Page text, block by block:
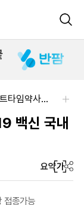
팜리쿠르트-[연령무관] 향남 KGSP 파트타임약사(주 3일, 일 3시간)
백신 국내
요약가
접종가능